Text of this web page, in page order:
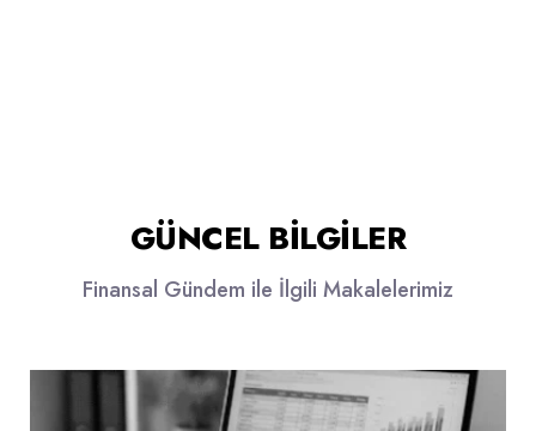
GÜNCEL BILGILER
Finansal Gündem ile İlgili Makalelerimiz